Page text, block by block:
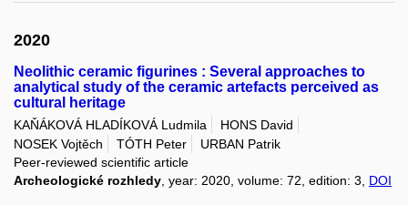
2020
Neolithic ceramic figurines : Several approaches to
analytical study of the ceramic artefacts perceived as
cultural heritage
KAŇÁKOVÁ HLADÍKOVÁ Ludmila
HONS David
NOSEK Vojtěch
TÓTH Peter
URBAN Patrik
Peer-reviewed scientific article
Archeologické rozhledy, year: 2020, volume: 72, edition: 3, DOI